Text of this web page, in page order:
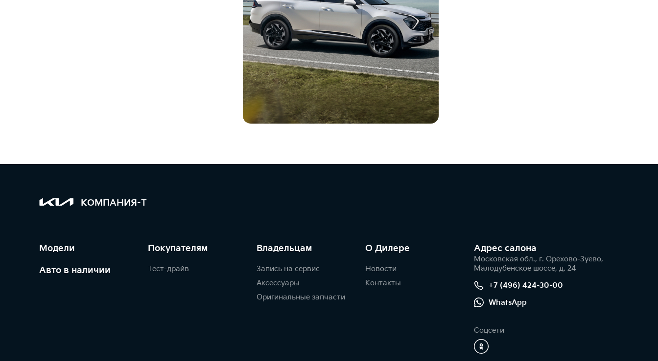
КОМПАНИЯ-Т
Модели
Авто в наличии
Покупателям
Тест-драйв
Владельцам
Запись на сервис
Аксессуары
Оригинальные запчасти
О Дилере
Новости
Контакты
Адрес салонa
Московская обл., г. Орехово-Зуево,
Малодубенское шоссе, д. 24
+7 (496) 424-30-00
WhatsApp
Соцсети